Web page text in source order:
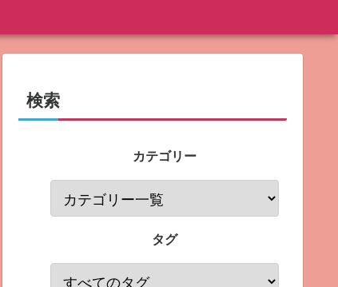
検索
カテゴリー
タグ